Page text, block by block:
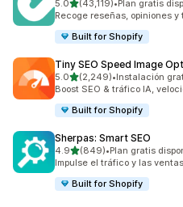
5.0de 5 estrellas
(43,119)
43119 reseñas en total
•Plan gratis
Recoge reseñas, opiniones
Built for Shopify
Tiny SEO Speed Image
5.0de 5 estrellas
(2,249)
2249 reseñas en total
•Instalación
Boost SEO & tráfico IA,
Built for Shopify
Sherpas: Smart SEO
4.9de 5 estrellas
(849)
849 reseñas en total
•Plan gratis
Impulse el tráfico y las
Built for Shopify